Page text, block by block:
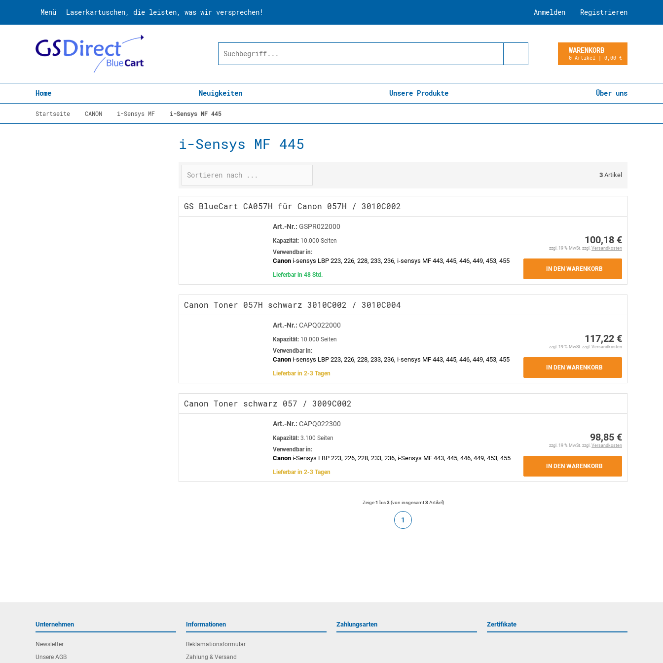
Menü Laserkartuschen, die leisten, was wir versprechen! Registrieren
Anmelden
WARENKORB
0 Artikel | 0,00 €
Home Neuigkeiten Unsere Produkte Über uns
Startseite CANON i-Sensys MF i-Sensys MF 445
i-Sensys MF 445
3 Artikel
GS BlueCart CA057H für Canon 057H / 3010C002
Art.-Nr.: GSPR022000
Kapazität: 10.000 Seiten
Verwendbar in:
Canon i-sensys LBP 223, 226, 228, 233, 236, i-sensys MF 443, 445, 446, 449, 453, 455
Lieferbar in 48 Std.
100,18 €
zzgl. 19 % MwSt. zzgl. Versandkosten
IN DEN WARENKORB
Canon Toner 057H schwarz 3010C002 / 3010C004
Art.-Nr.: CAPQ022000
Kapazität: 10.000 Seiten
Verwendbar in:
Canon i-sensys LBP 223, 226, 228, 233, 236, i-sensys MF 443, 445, 446, 449, 453, 455
Lieferbar in 2-3 Tagen
117,22 €
zzgl. 19 % MwSt. zzgl. Versandkosten
IN DEN WARENKORB
Canon Toner schwarz 057 / 3009C002
Art.-Nr.: CAPQ022300
Kapazität: 3.100 Seiten
Verwendbar in:
Canon i-Sensys LBP 223, 226, 228, 233, 236, i-Sensys MF 443, 445, 446, 449, 453, 455
Lieferbar in 2-3 Tagen
98,85 €
zzgl. 19 % MwSt. zzgl. Versandkosten
IN DEN WARENKORB
Zeige1 bis3(von insgesamt3Artikel)
1
Unternehmen
Newsletter
Unsere AGB
Informationen
Reklamationsformular
Zahlung & Versand
Zahlungsarten Zertifikate